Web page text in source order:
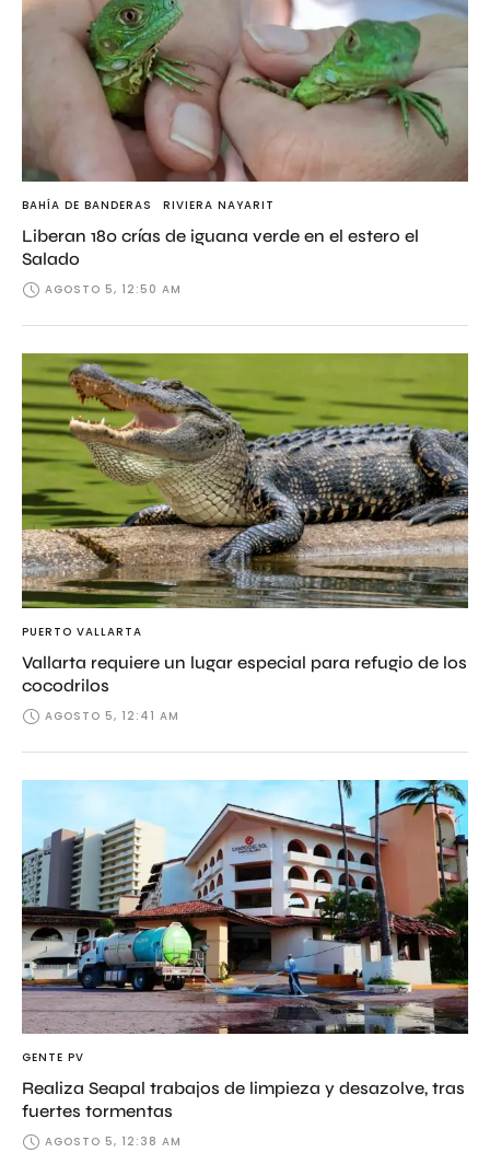
BAHÍA DE BANDERAS RIVIERA NAYARIT
Liberan 180 crías de iguana verde en el estero el
Salado
AGOSTO 5, 12:50 AM
PUERTO VALLARTA
Vallarta requiere un lugar especial para refugio de los
cocodrilos
AGOSTO 5, 12:41 AM
GENTE PV
Realiza Seapal trabajos de limpieza y desazolve, tras
fuertes tormentas
AGOSTO 5, 12:38 AM